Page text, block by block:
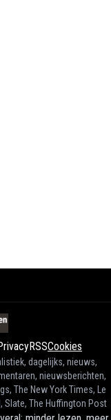
RSSCookies
dagelijks, nieuws,
nieuwsberichten,
The New York Times, Le
Slate, The Huffington Post